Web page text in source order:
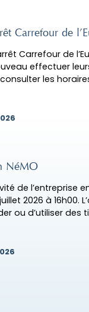
Carrefour de
Carrefour de
effectuer
les
NéMO
de l’entreprise
2026 à 16h00.
ou d’utiliser